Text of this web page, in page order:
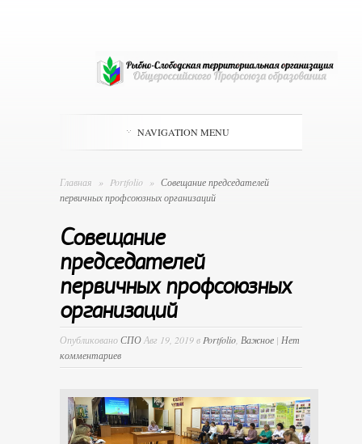
NAVIGATION MENU
Главная » Portfolio » Совещание председателей
первичных профсоюзных организаций
Совещание
председателей
первичных профсоюзных
организаций
ОпубликованоСПОАвг 19, 2019 вPortfolio, Важное | Нет
комментариев